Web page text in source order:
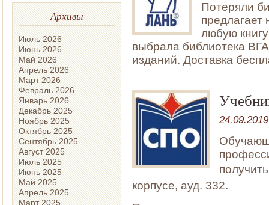
Архивы
Июль 2026
Июнь 2026
Май 2026
Апрель 2026
Март 2026
Февраль 2026
Январь 2026
Декабрь 2025
Ноябрь 2025
Октябрь 2025
Сентябрь 2025
Август 2025
Июль 2025
Июнь 2025
Май 2025
Апрель 2025
Март 2025
Потеряли
предлагает
любую
выбрала библиотека
изданий. Доставка
24.09.2019
корпусе, ауд. 332.